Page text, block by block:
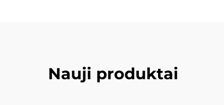
Nauji produktai